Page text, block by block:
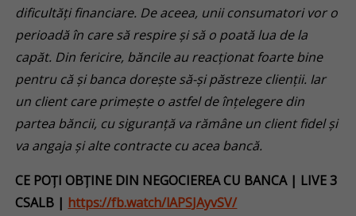
dificultăți financiare. De aceea, unii consumatori vor o
perioadă în care să respire și să o poată lua de la
capăt. Din fericire, băncile au reacționat foarte bine
pentru că și banca dorește să-și păstreze clienții. Iar
un client care primește o astfel de înțelegere din
partea băncii, cu siguranță va rămâne un client fidel și
va angaja și alte contracte cu acea bancă.
CE POȚI OBȚINE DIN NEGOCIEREA CU BANCA | LIVE 3
CSALB | https://fb.watch/lAPSJAyvSV/